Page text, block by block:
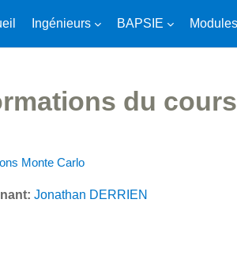
Ingénieurs BAPSIE
du cours
Monte Carlo
Jonathan DERRIEN